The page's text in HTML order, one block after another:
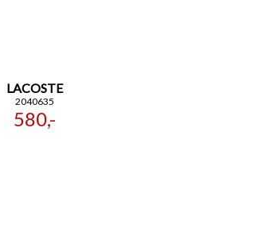
LACOSTE
2040635
580,-